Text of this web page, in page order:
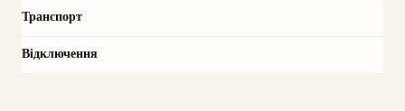
Транспорт
Відключення